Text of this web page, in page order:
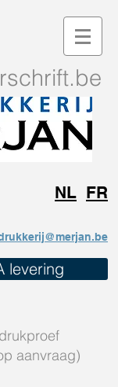
NL FR
levering
aanvraag)